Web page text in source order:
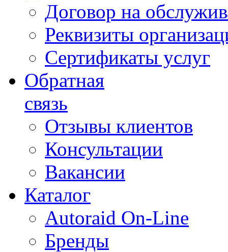
Договор на
Реквизиты
Сертификаты услуг
Обратная
связь
Отзывы клиентов
Консультации
Вакансии
Каталог
Autoraid On-Line
Бренды